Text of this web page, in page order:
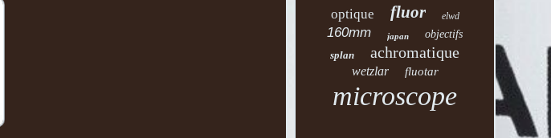
optique fluor elwd
160mm japan
objectifs
splan
achromatique
wetzlar fluotar
microscope